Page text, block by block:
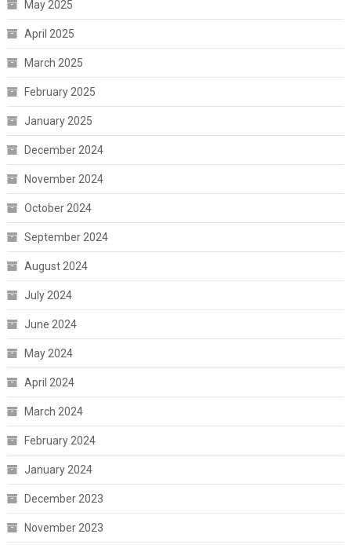
May 2025
April 2025
March 2025
February 2025
January 2025
December 2024
November 2024
October 2024
September 2024
August 2024
July 2024
June 2024
May 2024
April 2024
March 2024
February 2024
January 2024
December 2023
November 2023